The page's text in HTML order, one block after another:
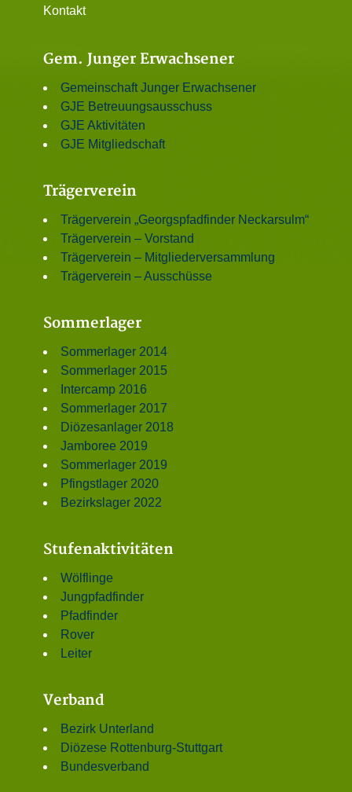
Kontakt
Gem. Junger Erwachsener
Gemeinschaft Junger Erwachsener
GJE Betreuungsausschuss
GJE Aktivitäten
GJE Mitgliedschaft
Trägerverein
Trägerverein „Georgspfadfinder Neckarsulm“
Trägerverein – Vorstand
Trägerverein – Mitgliederversammlung
Trägerverein – Ausschüsse
Sommerlager
Sommerlager 2014
Sommerlager 2015
Intercamp 2016
Sommerlager 2017
Diözesanlager 2018
Jamboree 2019
Sommerlager 2019
Pfingstlager 2020
Bezirkslager 2022
Stufenaktivitäten
Wölflinge
Jungpfadfinder
Pfadfinder
Rover
Leiter
Verband
Bezirk Unterland
Diözese Rottenburg-Stuttgart
Bundesverband